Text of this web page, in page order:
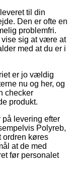
til din
Den er ofte en
problemfri.
vise sig at være at
med at du er i
er jo vældig
nu og her, og
checker
produkt.
levering efter
Polyreb,
ordren køres
at de med
før personalet